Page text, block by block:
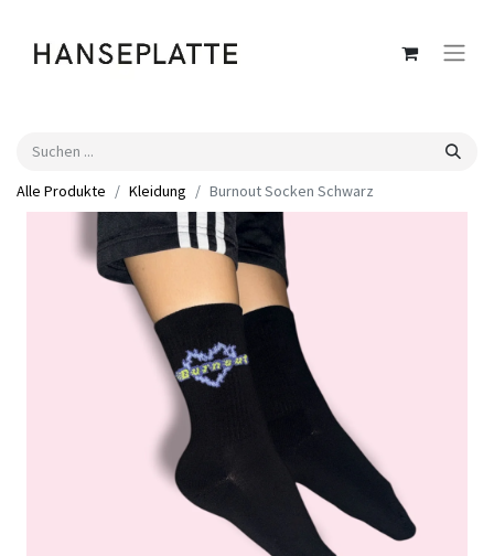
Alle Produkte Kleidung Burnout Socken Schwarz